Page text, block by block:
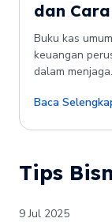
dan
Buku kas
keuangan
dalam
Baca
Tips
9 Jul 2025